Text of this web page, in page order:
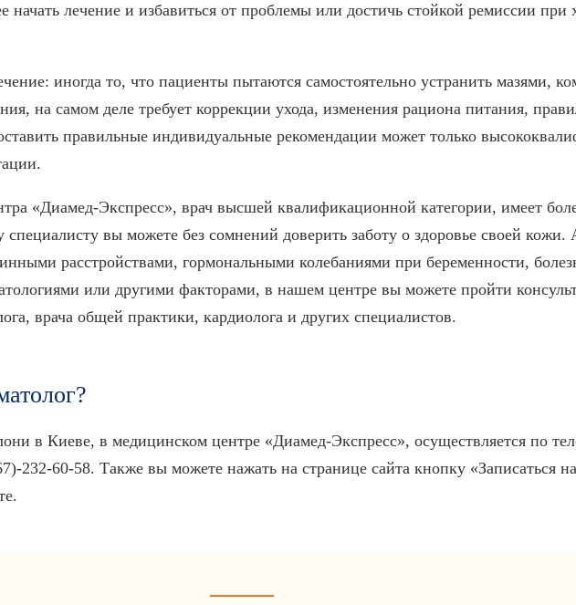
начать лечение и избавиться от проблемы или достичь стойкой ремиссии при
иногда то, что пациенты пытаются самостоятельно устранить мазями,
на самом деле требует коррекции ухода, изменения рациона питания,
правильные индивидуальные рекомендации может только
«Диамед-Экспресс», врач высшей квалификационной категории, имеет
вы можете без сомнений доверить заботу о здоровье своей кожи.
расстройствами, гормональными колебаниями при беременности,
или другими факторами, в нашем центре вы можете пройти
врача общей практики, кардиолога и других специалистов.
в Киеве, в медицинском центре «Диамед-Экспресс», осуществляется по
232-60-58. Также вы можете нажать на странице сайта кнопку «Записаться